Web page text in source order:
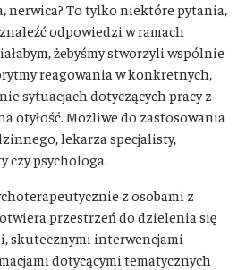
nerwica? To tylko niektóre pytania,
odpowiedzi w ramach
żebyśmy stworzyli wspólnie
reagowania w konkretnych,
sytuacjach dotyczących pracy z
otyłość. Możliwe do zastosowania
lekarza specjalisty,
czy psychologa.
z osobami z
otwiera przestrzeń do dzielenia się
skutecznymi interwencjami
dotycącymi tematycznych